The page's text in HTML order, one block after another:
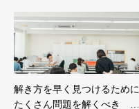
解き方を早く見つけるために
たくさん問題を解くべき …